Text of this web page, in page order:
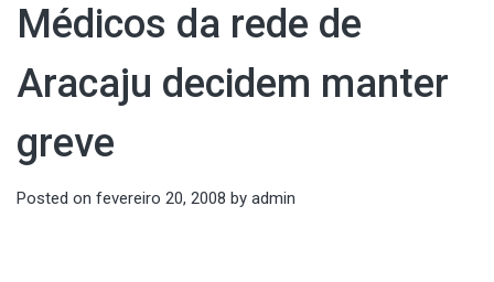
Médicos da rede de
Aracaju decidem manter
greve
Posted on fevereiro 20, 2008 by admin